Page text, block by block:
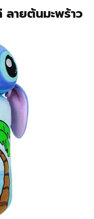
ายต้นมะพร้าว